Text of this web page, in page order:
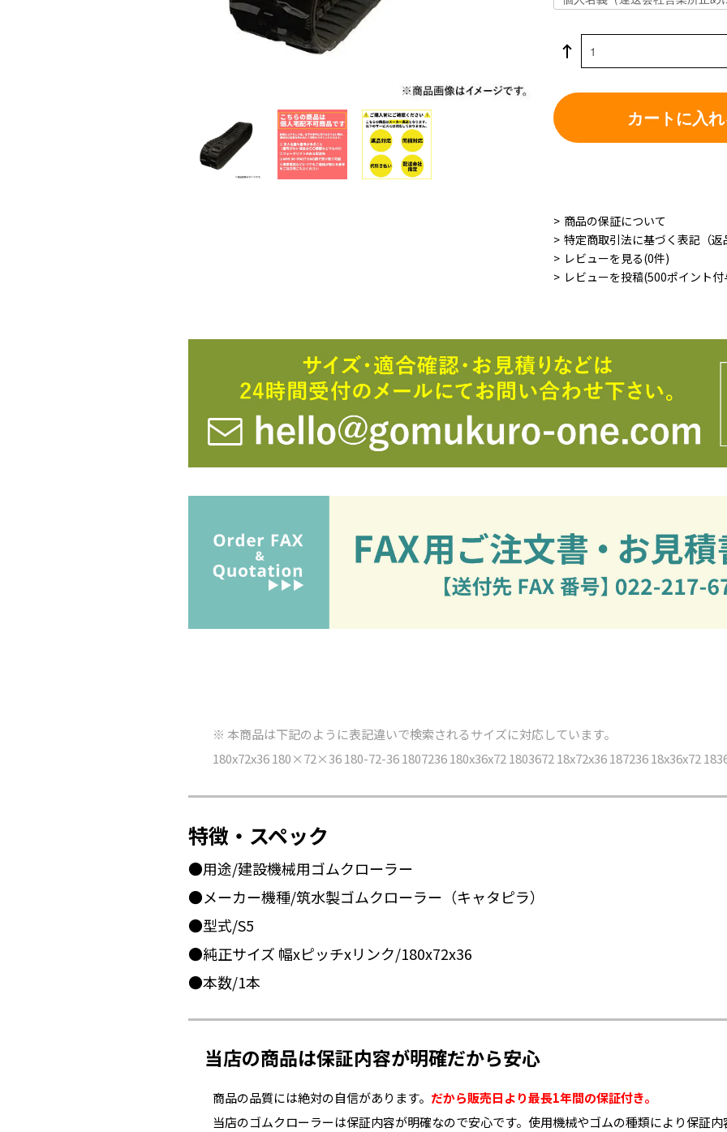
カートに入
商品の保証について
特定商取引法に基づく表記（返
レビューを見る(0件)
レビューを投稿(500ポイント付
※ 本商品は下記のように表記違いで検索されるサイズに対応しています。
180x72x36 180×72×36 180-72-36 1807236 180x36x72 1803672 18x72x36 187236 18x36x72
特徴・スペック
●用途/建設機械用ゴムクローラー
●メーカー機種/筑水製ゴムクローラー（キャタピラ）
●型式/S5
●純正サイズ 幅xピッチxリンク/180x72x36
●本数/1本
当店の商品は保証内容が明確だから安心
商品の品質には絶対の自信があります。 だから販売日より最長1年間の保証付き。
当店のゴムクローラーは保証内容が明確なので安心です。使用機械やゴムの種類により保証